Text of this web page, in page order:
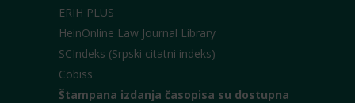
ERIH PLUS
HeinOnline Law Journal Library
SCIndeks (Srpski citatni indeks)
Cobiss
Štampana izdanja časopisa su dostupna